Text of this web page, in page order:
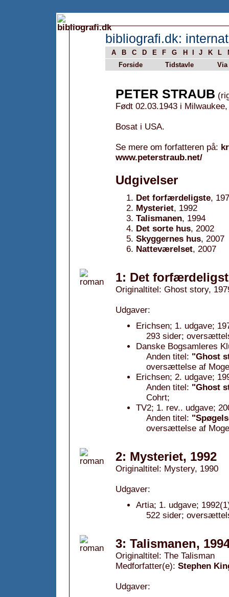
bibliografi.dk:
A B C D E F G H J K L
Forside
Tidstavle Via
PETER STRAUB
Født 02.03.1943 i
Bosat i USA.
Se mere om forfatteren på:
www.peterstraub.net/
Udgivelser
Det forfærdeligste,
Mysteriet, 1992
Talismanen, 1994
Det sorte hus, 2002
Skyggernes hus, 2007
Natteværelset, 2007
1: Det
Originaltitel: Ghost story,
Udgaver:
Erichsen; 1. udgave;
293 sider;
Danske Bogsamleres
Anden titel: "Ghost
oversættelse af
Erichsen; 2. udgave;
Anden titel: "Ghost
Cohrt;
TV2; 1. rev.. udgave;
Anden titel:
oversættelse af
2: Mysteriet, 1992
Originaltitel: Mystery, 1990
Udgaver:
Artia; 1. udgave;
522 sider;
3: Talismanen,
Originaltitel: The Talisman
Medforfatter(e): Stephen
Udgaver: